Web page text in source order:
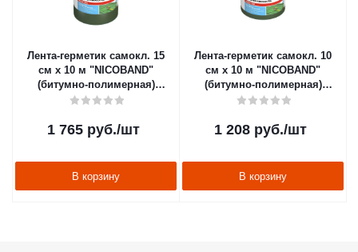
Лента-герметик самокл. 15
см х 10 м "NICOBAND"
(битумно-полимерная)
зеленая (1/2) "Технониколь"
1 765руб./шт
В корзину
Лента-герметик самокл. 10
см х 10 м "NICOBAND"
(битумно-полимерная)
зеленая (1/3) "Технониколь"
1 208руб./шт
В корзину